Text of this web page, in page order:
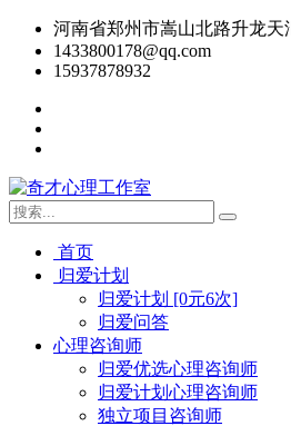
河南省郑州市嵩山北路升龙天
1433800178@qq.com
15937878932
首页
归爱计划
归爱计划 [0元6次]
归爱问答
心理咨询师
归爱优选心理咨询师
归爱计划心理咨询师
独立项目咨询师